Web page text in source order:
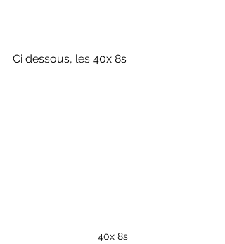
Ci dessous, les 40x 8s
40x 8s